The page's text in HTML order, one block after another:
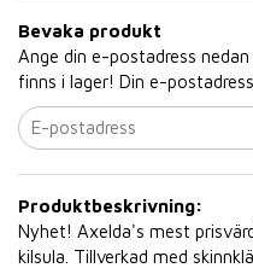
Bevaka produkt
Ange din e-postadress
finns i lager! Din e-
Produktbeskrivning:
Nyhet! Axelda's mest
kilsula. Tillverkad med